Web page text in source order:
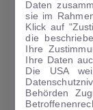
0 € Anzahlung ·
· CO₂-Klasse F ·
Daten
sie im
Klick auf
die
Ihre
Ihre Daten
Die USA
Behörden